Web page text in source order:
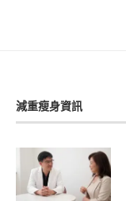
減重瘦身資訊